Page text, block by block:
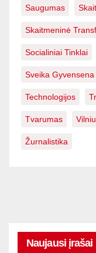
Saugumas
Skaitmeninė
Socialiniai Tinklai
Sveika Gyvensena
Technologijos
Tvarumas
Žurnalistika
Naujausi įrašai